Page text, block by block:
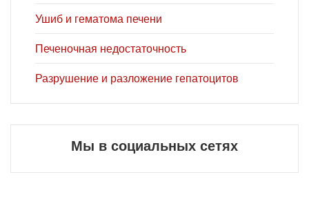
Ушиб и гематома печени
Печеночная недостаточность
Разрушение и разложение гепатоцитов
Мы в социальных сетях